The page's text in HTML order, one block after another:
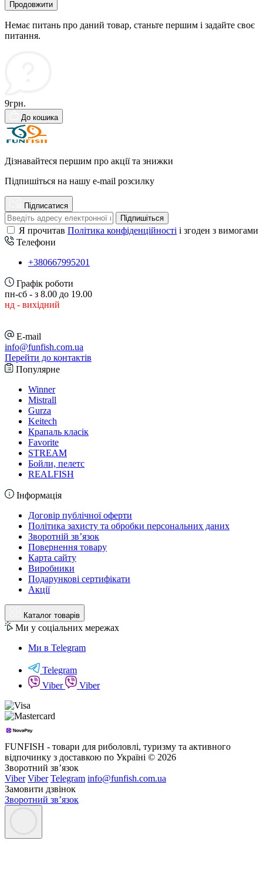
Продовжити
Немає питань про даний товар, станьте першим і задайте своє
питання.
9грн.
До кошика
Дізнавайтеся першим про акції та знижки
Підпишіться на нашу e-mail розсилку
Підписатися
Підпишіться
Я прочитав Політика конфіденційності і згоден з вимогами
Телефони
+380667995201
Графік роботи
пн-сб - з 8.00 до 19.00
нд - вихідний
E-mail
info@funfish.com.ua
Перейти до контактів
Популярне
Winner
Mistrall
Gurza
Keitech
Крапаль класік
Favorite
STREAM
Бойли, пелетс
REALFISH
Інформація
Договір публічної оферти
Політика захисту та обробки персональних даних
Зворотній зв’язок
Повернення товару
Карта сайту
Виробники
Подарункові сертифікати
Акції
Каталог товарів
Ми у соціальних мережах
Ми в Telegram
Telegram
Viber
Viber
FUNFISH - товари для риболовлі, туризму та активного
відпочинку з доставкою по Україні © 2026
Зворотний зв’язок
Viber Viber Telegram info@funfish.com.ua
Замовити дзвінок
Зворотний зв’язок